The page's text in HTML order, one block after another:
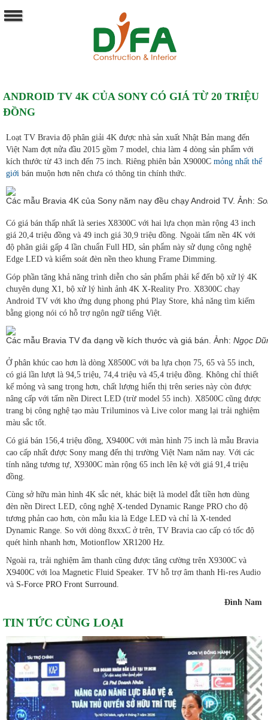
ANDROID TV 4K CỦA SONY CÓ GIÁ TỪ 20 TRIỆU
ĐỒNG
Loạt TV Bravia độ phân giải 4K được nhà sản xuất Nhật Bản mang đến
Việt Nam đợt nửa đầu 2015 gồm 7 model, chia làm 4 dòng sản phẩm với
kích thước từ 43 inch đến 75 inch. Riêng phiên bản X9000C mỏng nhất thế
giới bán muộn hơn nên chưa có thông tin chính thức.
Các mẫu Bravia 4K của Sony năm nay đều chạy Android TV. Ảnh:
Có giá bán thấp nhất là series X8300C với hai lựa chọn màn rộng 43 inch
giá 20,4 triệu đồng và 49 inch giá 30,9 triệu đồng. Ngoài tấm nền 4K với
độ phân giải gấp 4 lần chuẩn Full HD, sản phẩm này sử dụng công nghệ
Edge LED và kiểm soát đèn nền theo khung Frame Dimming.
Góp phần tăng khả năng trình diễn cho sản phẩm phải kể đến bộ xử lý 4K
chuyên dụng X1, bộ xử lý hình ảnh 4K X-Reality Pro. X8300C chạy
Android TV với kho ứng dụng phong phú Play Store, khả năng tìm kiếm
bằng giọng nói có hỗ trợ ngôn ngữ tiếng Việt.
Các mẫu Bravia TV đa dạng về kích thước và giá bán. Ảnh: Ngọc
Ở phân khúc cao hơn là dòng X8500C với ba lựa chọn 75, 65 và 55 inch,
có giá lần lượt là 94,5 triệu, 74,4 triệu và 45,4 triệu đồng. Không chỉ thiết
kế mỏng và sang trọng hơn, chất lượng hiển thị trên series này còn được
nâng cấp với tấm nền Direct LED (trừ model 55 inch). X8500C cũng được
trang bị công nghệ tạo màu Triluminos và Live color mang lại trải nghiệm
màu sắc tốt.
Có giá bán 156,4 triệu đồng, X9400C với màn hình 75 inch là mẫu Bravia
cao cấp nhất được Sony mang đến thị trường Việt Nam năm nay. Với các
tính năng tương tự, X9300C màn rộng 65 inch lên kệ với giá 91,4 triệu
đồng.
Cùng sở hữu màn hình 4K sắc nét, khác biệt là model đắt tiền hơn dùng
đèn nền Direct LED, công nghệ X-tended Dynamic Range PRO cho độ
tương phản cao hơn, còn mẫu kia là Edge LED và chỉ là X-tended
Dynamic Range. So với dòng 8xxxC ở trên, TV Bravia cao cấp có tốc độ
quét hình nhanh hơn, Motionflow XR1200 Hz.
Ngoài ra, trải nghiệm âm thanh cũng được tăng cường trên X9300C và
X9400C với loa Magnetic Fluid Speaker. TV hỗ trợ âm thanh Hi-res Audio
và S-Force PRO Front Surround.
Đình Nam
TIN TỨC CÙNG LOẠI